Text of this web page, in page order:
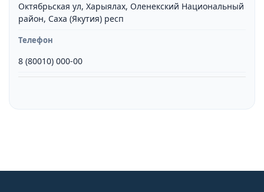
Октябрьская ул, Харыялах, Оленекский Национальный
район, Саха (Якутия) респ
Телефон
8 (80010) 000-00